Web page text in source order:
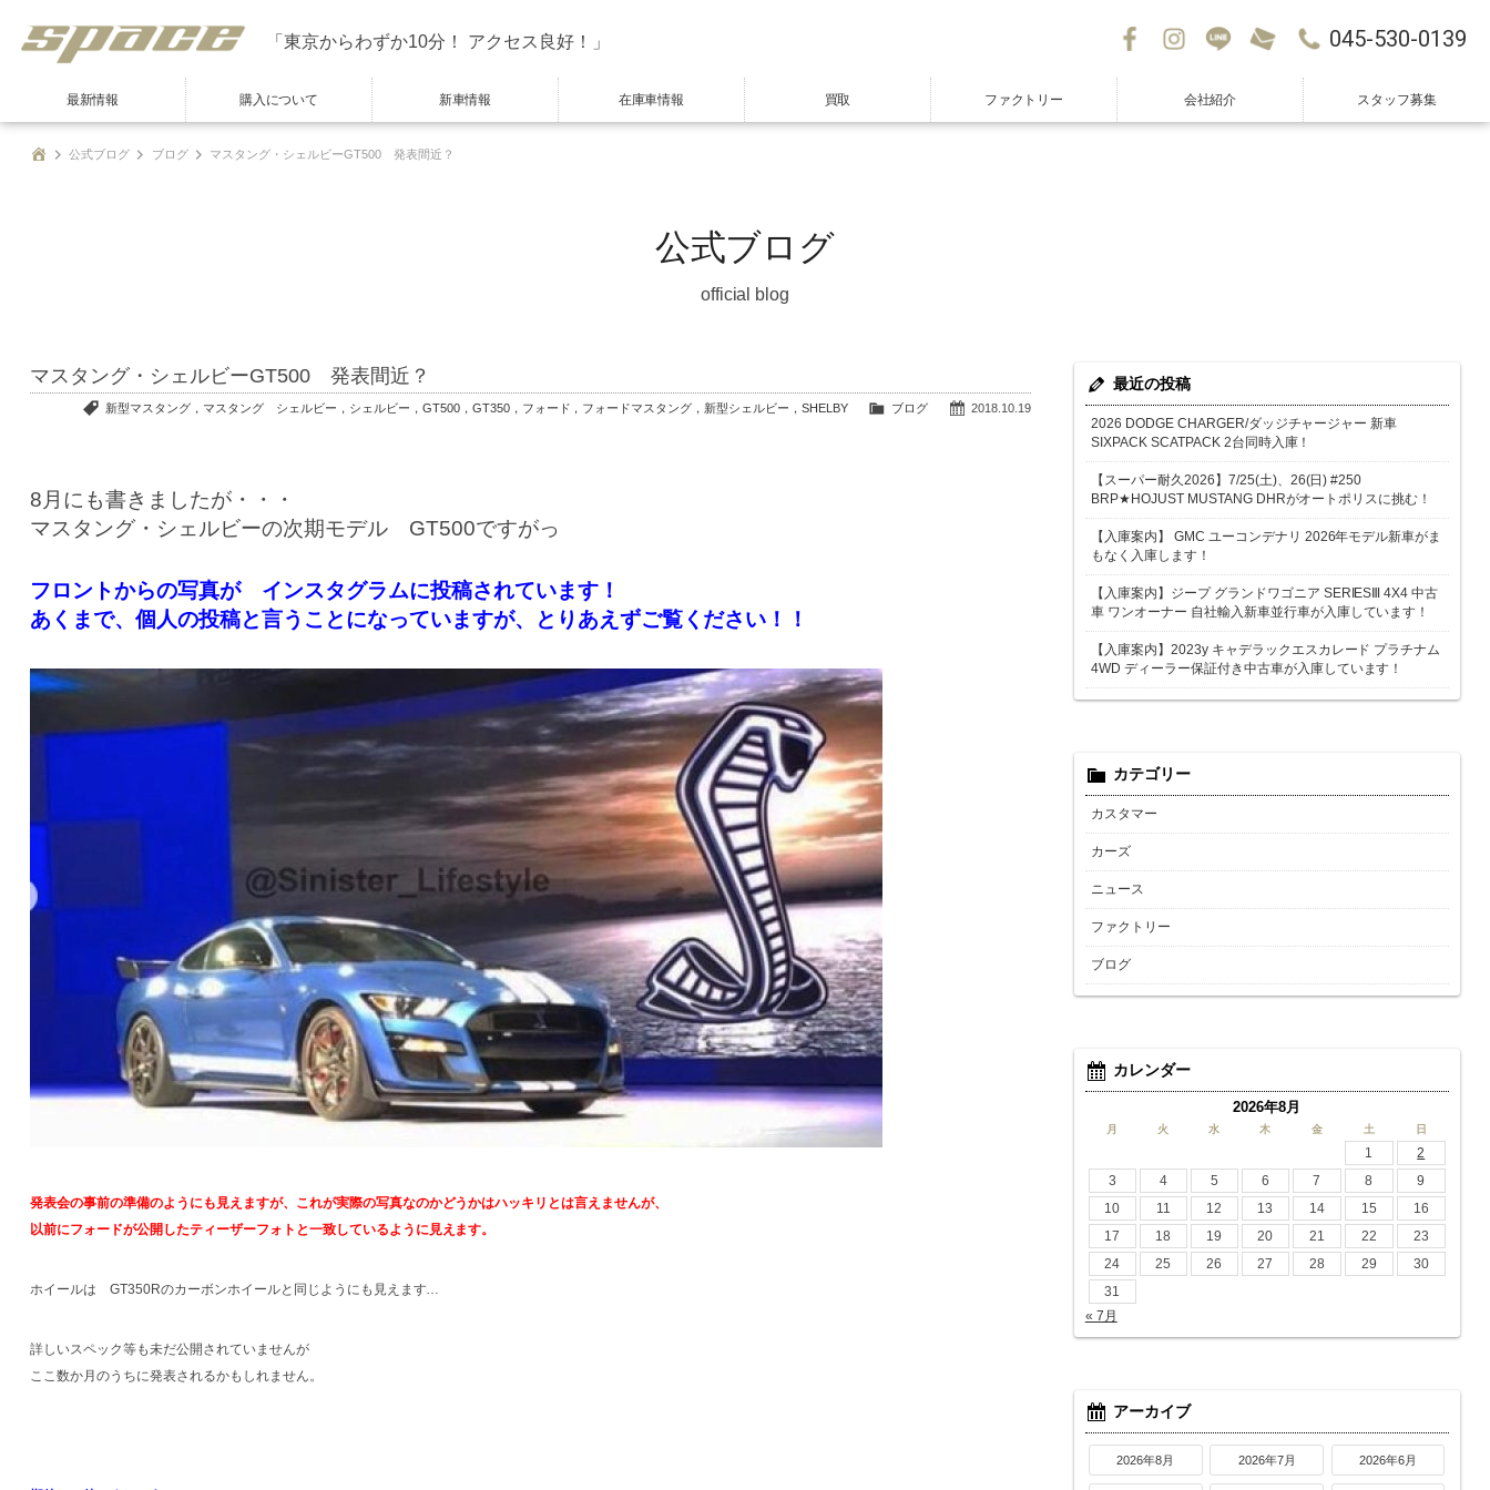
「東京からわずか10分！ アクセス良好！」 045-530-0139
最新情報 購入について 新車情報 在庫車情報 買取 ファクトリー 会社紹介 スタッフ募集
公式ブログ ブログ マスタング・シェルビーGT500 発表間近？
公式ブログ
official blog
マスタング・シェルビーGT500 発表間近？
2018.10.19
ブログ
新型マスタング，マスタング シェルビー，シェルビー，GT500，GT350，フォード，フォードマスタング，新型シェルビー，SHELBY
8月にも書きましたが・・・
マスタング・シェルビーの次期モデル GT500ですがっ
フロントからの写真が インスタグラムに投稿されています！
あくまで、個人の投稿と言うことになっていますが、とりあえずご覧ください！！
発表会の事前の準備のようにも見えますが、これが実際の写真なのかどうかはハッキリとは言えませんが、
以前にフォードが公開したティーザーフォトと一致しているように見えます。
ホイールは GT350Rのカーボンホイールと同じようにも見えます…
詳しいスペック等も未だ公開されていませんが
ここ数か月のうちに発表されるかもしれません。
最近の投稿
2026 DODGE CHARGER/ダッジチャージャー 新車
SIXPACK SCATPACK 2台同時入庫！
【スーパー耐久2026】7/25(土)、26(日) #250
BRP★HOJUST MUSTANG DHRがオートポリスに挑む！
【入庫案内】 GMC ユーコンデナリ 2026年モデル新車がま
もなく入庫します！
【入庫案内】ジープ グランドワゴニア SERIESⅢ 4X4 中古
車 ワンオーナー 自社輸入新車並行車が入庫しています！
【入庫案内】2023y キャデラックエスカレード プラチナム
4WD ディーラー保証付き中古車が入庫しています！
カテゴリー
カスタマー
カーズ
ニュース
ファクトリー
ブログ
カレンダー
2026年8月
月 火 水 木 金 土 日
1
2
3
4 5 6 7 8
9
10
11 12 13 14 15
16
17
18 19 20 21 22
23
24
25 26 27 28 29
30
31
« 7月
アーカイブ
2026年8月 2026年7月 2026年6月